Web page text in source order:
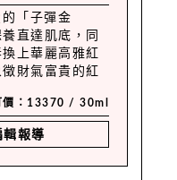
「子彈金
直達肌底，同
上華麗高雅紅
財氣富貴的紅
價：13370 / 30ml
輯報導